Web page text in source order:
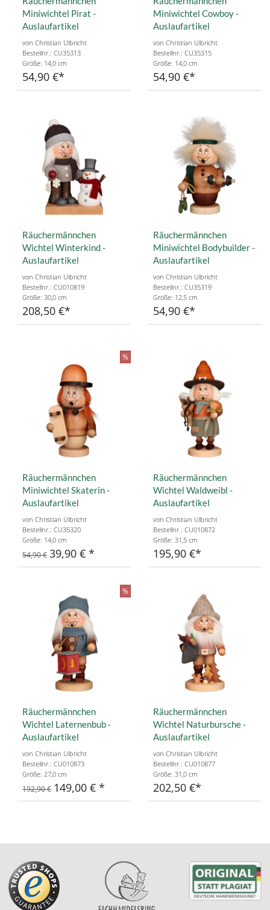
Miniwichtel Pirat -
Auslaufartikel
von Christian Ulbricht
Bestellnr.: CU35313
Größe: 14,0 cm
54,90 €
Miniwichtel Cowboy -
Auslaufartikel
von Christian Ulbricht
Bestellnr.: CU35315
Größe: 14,0 cm
54,90 €
Räuchermännchen
Wichtel Winterkind -
Auslaufartikel
von Christian Ulbricht
Bestellnr.: CU010819
Größe: 30,0 cm
208,50 €
Räuchermännchen
Miniwichtel Bodybuilder -
Auslaufartikel
von Christian Ulbricht
Bestellnr.: CU35319
Größe: 12,5 cm
54,90 €
%
Räuchermännchen
Miniwichtel Skaterin -
Auslaufartikel
von Christian Ulbricht
Bestellnr.: CU35320
Größe: 14,0 cm
54,90 € 39,90 €
Räuchermännchen
Wichtel Waldweibl -
Auslaufartikel
von Christian Ulbricht
Bestellnr.: CU010872
Größe: 31,5 cm
195,90 €
%
Räuchermännchen
Wichtel Laternenbub -
Auslaufartikel
von Christian Ulbricht
Bestellnr.: CU010873
Größe: 27,0 cm
192,90 € 149,00 €
Räuchermännchen
Wichtel Naturbursche -
Auslaufartikel
von Christian Ulbricht
Bestellnr.: CU010877
Größe: 31,0 cm
202,50 €